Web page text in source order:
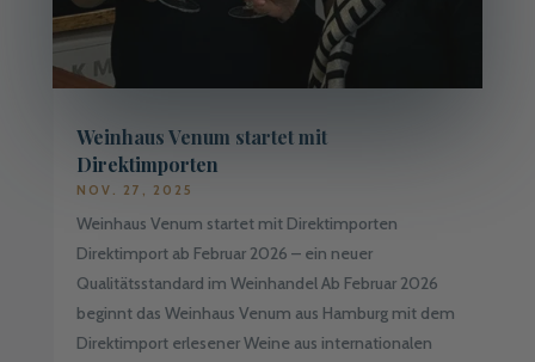
Weinhaus Venum startet mit
Direktimporten
NOV. 27, 2025
Weinhaus Venum startet mit Direktimporten
Direktimport ab Februar 2026 – ein neuer
Qualitätsstandard im Weinhandel Ab Februar 2026
beginnt das Weinhaus Venum aus Hamburg mit dem
Direktimport erlesener Weine aus internationalen